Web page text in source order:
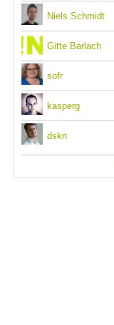
Niels Schmidt
Gitte Barlach
sofr
kasperg
dskn